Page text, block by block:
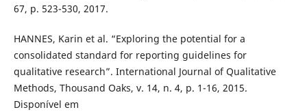
67, p. 523-530, 2017.
HANNES, Karin et al. “Exploring the potential for a
consolidated standard for reporting guidelines for
qualitative research”. International Journal of Qualitative
Methods, Thousand Oaks, v. 14, n. 4, p. 1-16, 2015.
Disponível em